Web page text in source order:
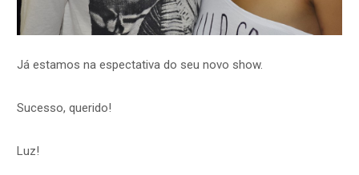
Já estamos na espectativa do seu novo show.
Sucesso, querido!
Luz!